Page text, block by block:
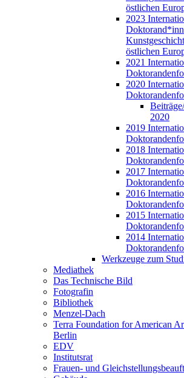
östlichen
2023
östlichen
2021
2020
2020
2019
2018
2017
2016
2015
2014
Werkzeuge zum
Mediathek
Das Technische Bild
Fotografin
Bibliothek
Menzel-Dach
Terra Foundation for American
Berlin
EDV
Institutsrat
Frauen- und